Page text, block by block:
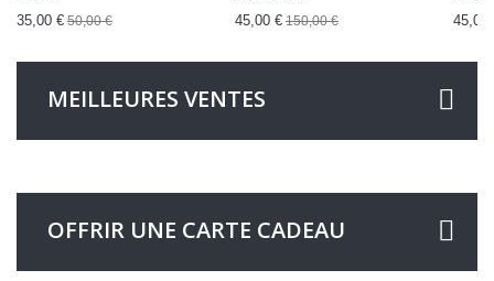
35,00 € 50,00 € 45,00 € 150,00 € 45,00
MEILLEURES VENTES
OFFRIR UNE CARTE CADEAU